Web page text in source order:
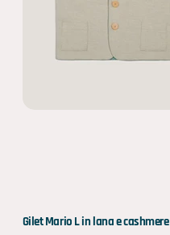
Gilet Mario L in lana e cashmere